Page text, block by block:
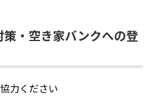
・空き家バンクへの登
力ください